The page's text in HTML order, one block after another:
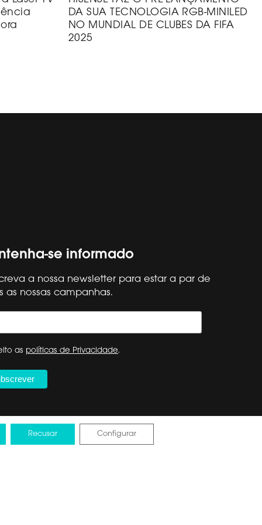
DA SUA TECNOLOGIA RGB-MINILED
NO MUNDIAL DE CLUBES DA FIFA
2025
se informado
a nossa newsletter para estar a par de
as nossas campanhas.
as políticas de Privacidade.
Segue-nos
de Dados da UE
Recusar Configurar